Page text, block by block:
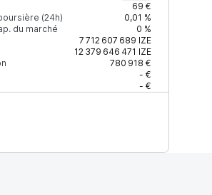
69 €
(24h)
0,01 %
du marché
0 %
7 712 607 689 IZE
12 379 646 471 IZE
780 918 €
- €
- €